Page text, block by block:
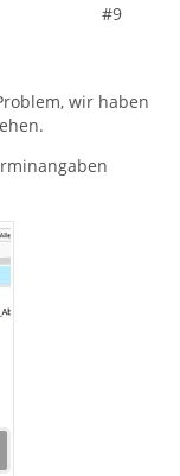
#9
wir haben